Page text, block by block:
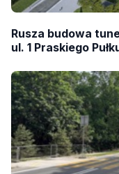
Rusza budowa
ul. 1 Praskiego